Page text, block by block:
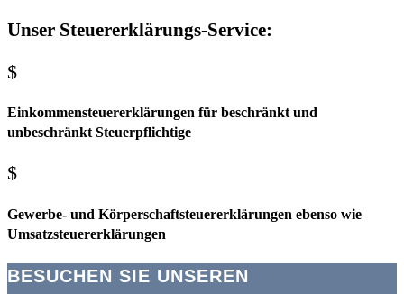
Unser Steuererklärungs-Service:
$
Einkommensteuererklärungen für beschränkt und
unbeschränkt Steuerpflichtige
$
Gewerbe- und Körperschaftsteuererklärungen ebenso wie
Umsatzsteuererklärungen
BESUCHEN SIE UNSEREN